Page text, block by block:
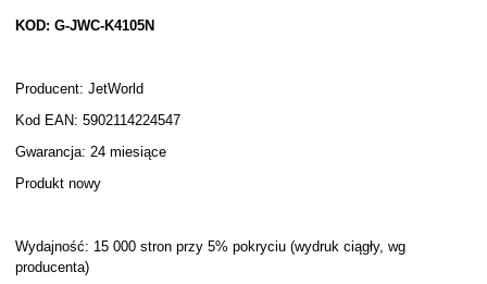
KOD: G-JWC-K4105N
Producent: JetWorld
Kod EAN: 5902114224547
Gwarancja: 24 miesiące
Produkt nowy
Wydajność: 15 000 stron przy 5% pokryciu (wydruk ciągły, wg
producenta)